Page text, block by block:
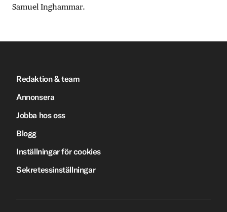
Samuel Inghammar.
Redaktion & team
Annonsera
Jobba hos oss
Blogg
Inställningar för cookies
Sekretessinställningar